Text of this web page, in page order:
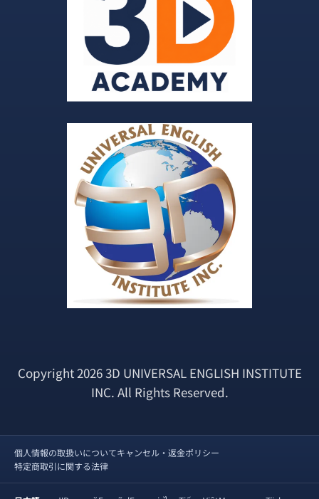
Copyright 2026 3D UNIVERSAL ENGLISH INSTITUTE
INC. All Rights Reserved.
個人情報の取扱いについてキャンセル・返金ポリシー
特定商取引に関する法律